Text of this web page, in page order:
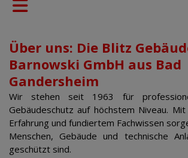
Über uns: Die Blitz
Barnowski GmbH aus Bad
Gandersheim
Wir stehen seit 1963 für
Gebäudeschutz auf höchstem Niveau.
Erfahrung und fundiertem Fachwissen
Menschen, Gebäude und technische
geschützt sind.